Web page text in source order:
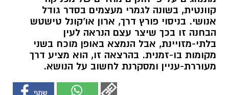
קוונטית, בשונה לגמרי מעצמים בסדר גודל
אנושי. בניסוי פורץ דרך, ארון או'קונל טישטש
הבחנה זו בכך שיצר עצם הנראה לעין
בלתי-מזויינת, אבל הנמצא באופן מוכח בשני
מקומות בו-זמנית. בהרצאה זו, הוא מציע דרך
מעוררת-עניין ומסקרנת לחשוב על הנושא.